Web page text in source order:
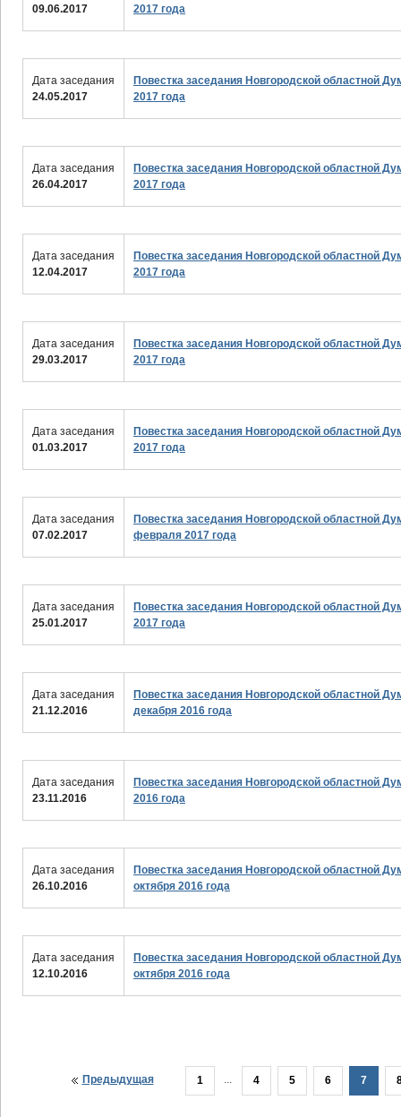
09.06.2017
2017 года
Дата заседания
24.05.2017
Повестка заседания Новгородской областной
2017 года
Дата заседания
26.04.2017
Повестка заседания Новгородской областной
2017 года
Дата заседания
12.04.2017
Повестка заседания Новгородской областной
2017 года
Дата заседания
29.03.2017
Повестка заседания Новгородской областной
2017 года
Дата заседания
01.03.2017
Повестка заседания Новгородской областной
2017 года
Дата заседания
07.02.2017
Повестка заседания Новгородской областной
февраля 2017 года
Дата заседания
25.01.2017
Повестка заседания Новгородской областной
2017 года
Дата заседания
21.12.2016
Повестка заседания Новгородской областной
декабря 2016 года
Дата заседания
23.11.2016
Повестка заседания Новгородской областной
2016 года
Дата заседания
26.10.2016
Повестка заседания Новгородской областной
октября 2016 года
Дата заседания
12.10.2016
Повестка заседания Новгородской областной
октября 2016 года
Предыдущая 1 ... 4 5 6 7